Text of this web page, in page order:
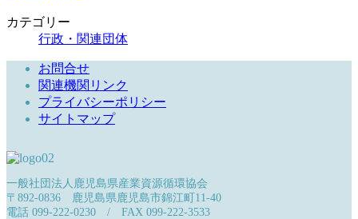
カテゴリー
行政・関連団体
お問合せ
関連機関リンク
プライバシーポリシー
サイトマップ
一般社団法人鹿児島県産業資源循環協会
〒892-0836 鹿児島県鹿児島市錦江町11-40
電話 099-222-0230 / FAX 099-222-3533